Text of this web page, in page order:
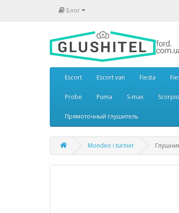
Блог
Escort Escort van Fiesta
Probe Puma S-max Scorpio
Прямоточный глушитель
Mondeo i turnier